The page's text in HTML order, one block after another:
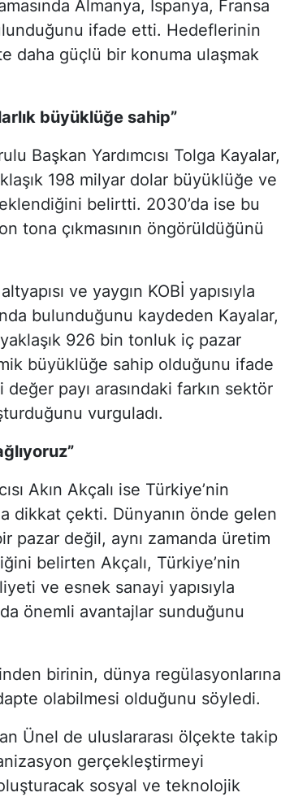
Almanya, İspanya, Fransa
ifade etti. Hedeflerinin
daha güçlü bir konuma ulaşmak
büyüklüğe sahip”
Başkan Yardımcısı Tolga Kayalar,
198 milyar dolar büyüklüğe ve
belirtti. 2030’da ise bu
tona çıkmasının öngörüldüğünü
ve yaygın KOBİ yapısıyla
bulunduğunu kaydeden Kayalar,
926 bin tonluk iç pazar
büyüklüğe sahip olduğunu ifade
payı arasındaki farkın sektör
vurguladı.
Akın Akçalı ise Türkiye’nin
dikkat çekti. Dünyanın önde gelen
pazar değil, aynı zamanda üretim
belirten Akçalı, Türkiye’nin
ve esnek sanayi yapısıyla
önemli avantajlar sunduğunu
birinin, dünya regülasyonlarına
olabilmesi olduğunu söyledi.
Ünel de uluslararası ölçekte takip
gerçekleştirmeyi
sosyal ve teknolojik